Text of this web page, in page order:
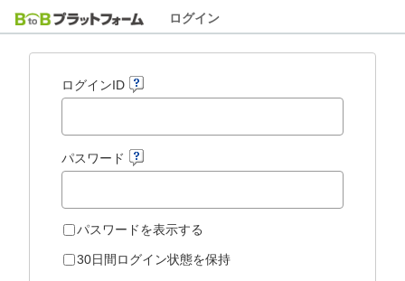
ログイン
ログインID
パスワード
パスワードを表示する
30日間ログイン状態を保持